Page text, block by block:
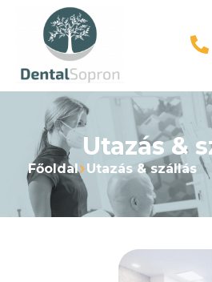
Utazás &
Főoldal Utazás & szállás